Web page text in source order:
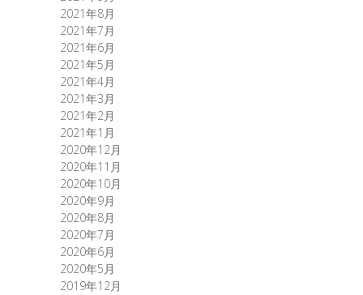
2021年8月
2021年7月
2021年6月
2021年5月
2021年4月
2021年3月
2021年2月
2021年1月
2020年12月
2020年11月
2020年10月
2020年9月
2020年8月
2020年7月
2020年6月
2020年5月
2019年12月